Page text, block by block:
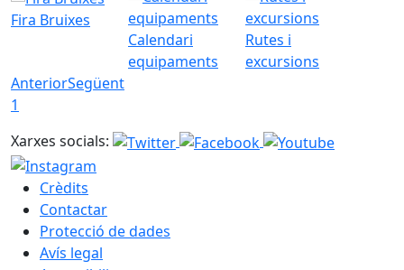
Fira Bruixes
Calendari
equipaments
Rutes i
excursions
AnteriorSegüent
1
Xarxes socials:
Crèdits
Contactar
Protecció de dades
Avís legal